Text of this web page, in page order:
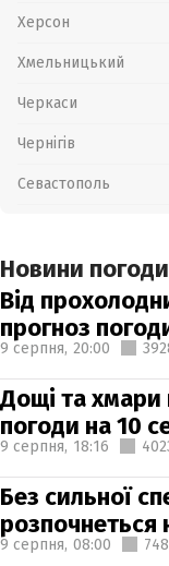
Херсон
Хмельницький
Черкаси
Чернігів
Севастополь
Новини погоди
Від
прогноз
9 серпня, 20:00
Дощі та хмари
погоди на 10
9 серпня, 18:16
Без сильної
розпочнеться
9 серпня, 08:00 748